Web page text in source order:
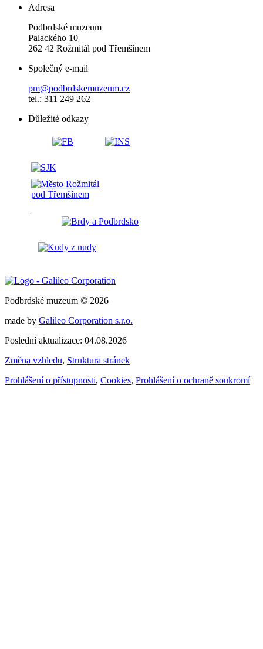
Adresa
Podbrdské muzeum
Palackého 10
262 42 Rožmitál pod Třemšínem
Společný e-mail
pm@podbrdskemuzeum.cz
tel.: 311 249 262
Důležité odkazy
Podbrdské muzeum © 2026
made by Galileo Corporation s.r.o.
Poslední aktualizace: 04.08.2026
Změna vzhledu, Struktura stránek
Prohlášení o přístupnosti, Cookies, Prohlášení o ochraně soukromí